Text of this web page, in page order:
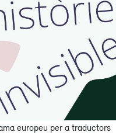
europeu per a traductors